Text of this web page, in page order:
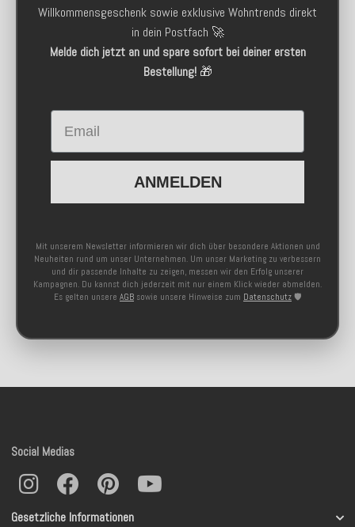
Willkommensgeschenk sowie exklusive Wohntrends direkt
in dein Postfach 🚀
Melde dich jetzt an und spare sofort bei deiner ersten
Bestellung!🎁
Email
ANMELDEN
Mit unserem Newsletter informieren wir dich über besondere Aktionen und
Neuheiten rund um unser Unternehmen. Um unser Marketing zu verbessern
und dir passende Inhalte zu zeigen, messen wir den Erfolg unserer
Kampagnen. Du kannst dich jederzeit mit nur einem Klick wieder abmelden.
Es gelten unsere AGB sowie unsere Hinweise zum Datenschutz 🛡️
Gesetzliche Informationen
Social Medias